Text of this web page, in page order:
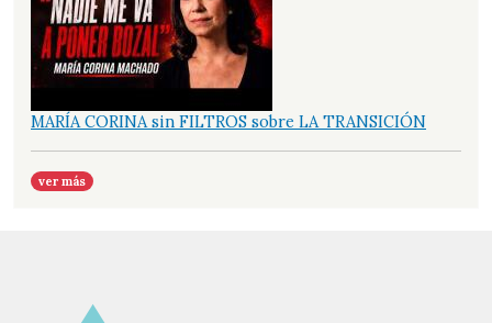
MARÍA CORINA sin FILTROS sobre LA TRANSICIÓN
ver más